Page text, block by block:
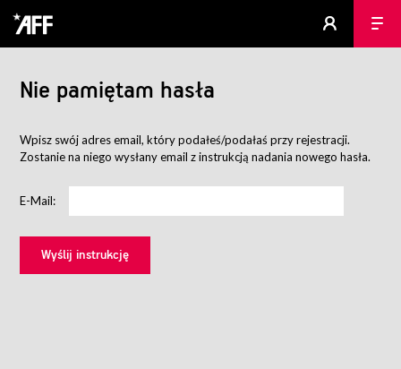
Nie pamiętam hasła
Wpisz swój adres email, który podałeś/podałaś przy rejestracji.
Zostanie na niego wysłany email z instrukcją nadania nowego hasła.
E-Mail: